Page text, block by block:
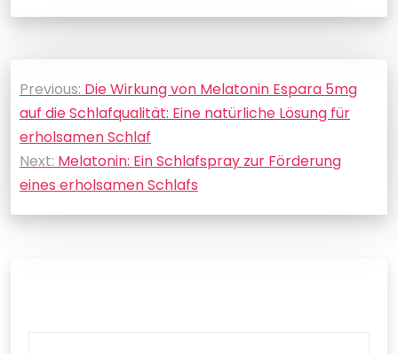
Beitragsnavigation
Previous: Die Wirkung von Melatonin Espara 5mg
auf die Schlafqualität: Eine natürliche Lösung für
erholsamen Schlaf
Next: Melatonin: Ein Schlafspray zur Förderung
eines erholsamen Schlafs